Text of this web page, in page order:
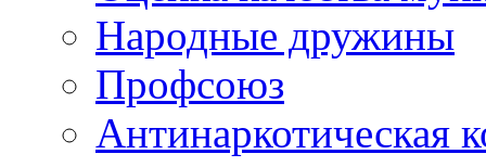
Народные дружины
Профсоюз
Антинаркотическая